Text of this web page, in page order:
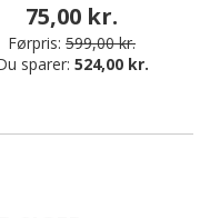
75,00 kr.
Førpris: 599,00 kr.
sparer: 524,00 kr.